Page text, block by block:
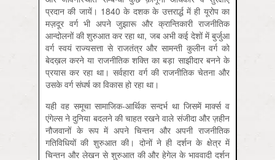
प्रदान की जायें। 1840 के दशक के उत्तरार्द्ध में ही यूरोप का
मज़दूर वर्ग भी अपने जुझारू और क्रान्तिकारी राजनीतिक
आन्दोलनों की शुरुआत कर रहा था, जब अभी कई देशों में बुर्जुआ
वर्ग स्वयं राज्यसत्ता से राजतंत्र और सामन्ती कुलीन वर्ग को
बेदख़ल करने या राजनीतिक शक्ति का बड़ा साझीदार बनने के
प्रयास कर रहा था। सर्वहारा वर्ग की राजनीतिक चेतना और
उसके वर्ग संघर्ष का विकास हो रहा था।
यही वह समूचा सामाजिक-आर्थिक सन्दर्भ था जिसमें मार्क्स व
एंगेल्स ने दुनिया बदलने की चाहत रखने वाले संजीदा और ज़हीन
नौजवानों के रूप में अपने चिन्तन और अपनी राजनीतिक
गतिविधियों की शुरुआत की। दोनों ने ही दर्शन के क्षेत्र में
चिन्तन और लेखन से शुरुआत की और हेगेल के भाववादी दर्शन